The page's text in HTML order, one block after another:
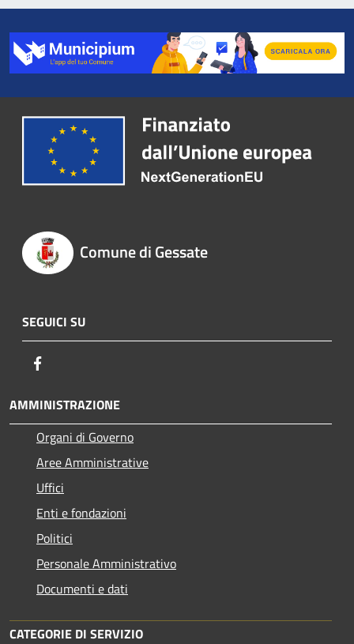
Comune di Gessate
SEGUICI SU
AMMINISTRAZIONE
Organi di Governo
Aree Amministrative
Uffici
Enti e fondazioni
Politici
Personale Amministrativo
Documenti e dati
CATEGORIE DI SERVIZIO